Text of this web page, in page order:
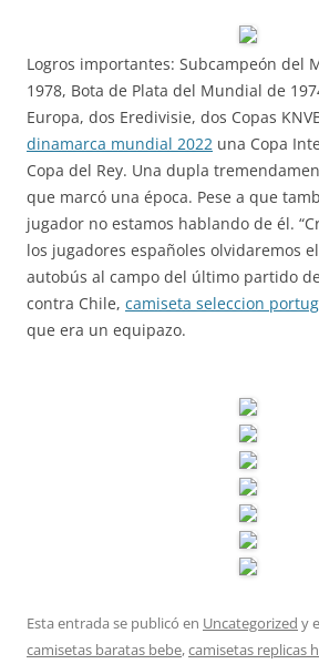
Logros importantes: Subcampeón del
1978, Bota de Plata del Mundial de
Europa, dos Eredivisie, dos Copas
dinamarca mundial 2022 una Copa
Copa del Rey. Una dupla
que marcó una época. Pese a que
jugador no estamos hablando de él.
los jugadores españoles olvidaremos
autobús al campo del último partido
contra Chile, camiseta seleccion
que era un equipazo.
Esta entrada se publicó en Uncategorized y
camisetas baratas bebe,camisetas replicas